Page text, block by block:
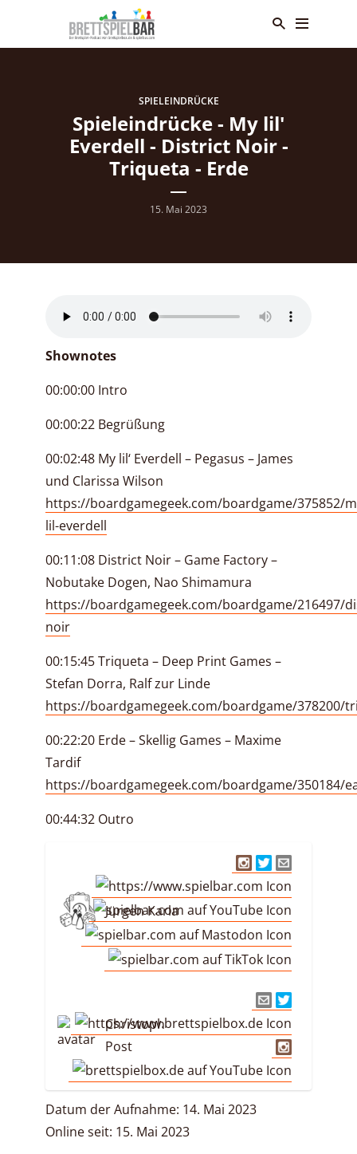
SPIELEINDRÜCKE
Spieleindrücke - My lil'
Everdell - District Noir -
Triqueta - Erde
15. Mai 2023
Shownotes
00:00:00 Intro
00:00:22 Begrüßung
00:02:48 My lil‘ Everdell – Pegasus – James
und Clarissa Wilson
https://boardgamegeek.com/boardgame/375852/
lil-everdell
00:11:08 District Noir – Game Factory –
Nobutake Dogen, Nao Shimamura
https://boardgamegeek.com/boardgame/216497/
noir
00:15:45 Triqueta – Deep Print Games –
Stefan Dorra, Ralf zur Linde
https://boardgamegeek.com/boardgame/378200/
00:22:20 Erde – Skellig Games – Maxime
Tardif
https://boardgamegeek.com/boardgame/350184/
00:44:32 Outro
Jürgen Karla
Christoph
Post
Datum der Aufnahme: 14. Mai 2023
Online seit: 15. Mai 2023